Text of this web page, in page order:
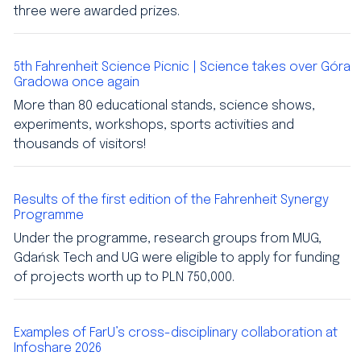
three were awarded prizes.
5th Fahrenheit Science Picnic | Science takes over Góra
Gradowa once again
More than 80 educational stands, science shows,
experiments, workshops, sports activities and
thousands of visitors!
Results of the first edition of the Fahrenheit Synergy
Programme
Under the programme, research groups from MUG,
Gdańsk Tech and UG were eligible to apply for funding
of projects worth up to PLN 750,000.
Examples of FarU’s cross-disciplinary collaboration at
Infoshare 2026